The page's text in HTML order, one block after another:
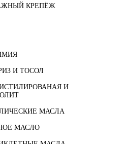
КРЕПЁЖ
И ТОСОЛ
И
МАСЛА
МАСЛО